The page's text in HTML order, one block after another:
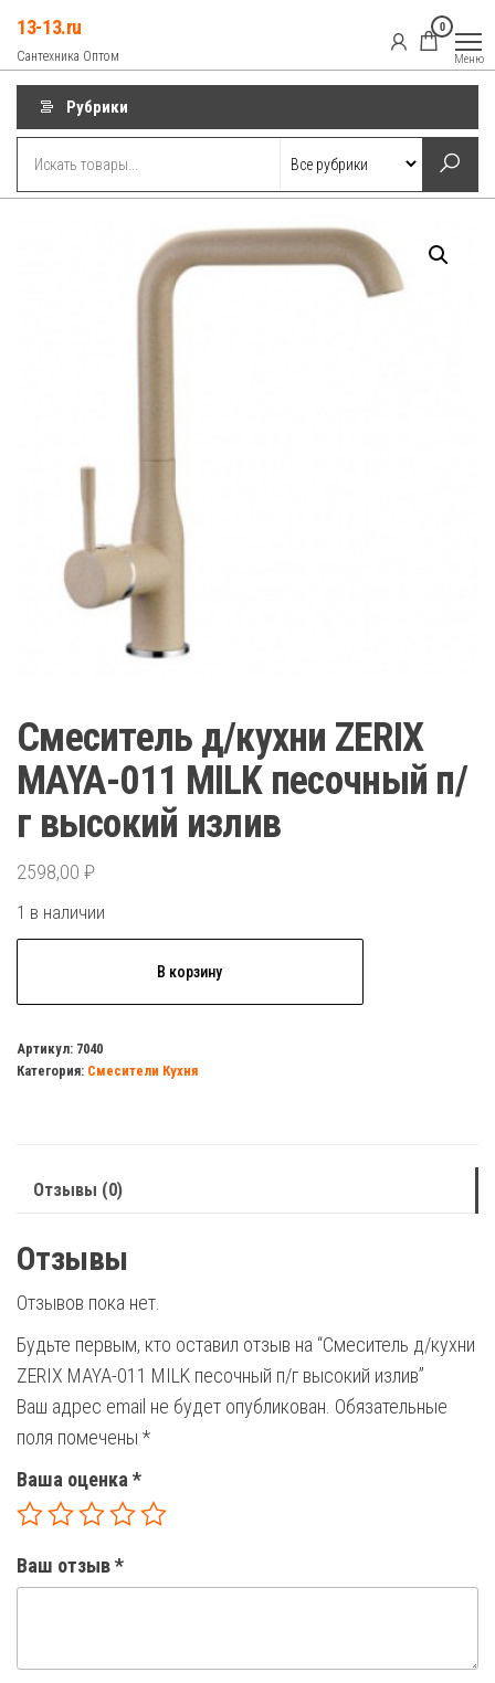
содержимому
13-13.ru
Сантехника Оптом
0
Меню
Рубрики
Смеситель д/кухни ZERIX
MAYA-011 MILK песочный п/
г высокий излив
2598,00 ₽
1 в наличии
д/
кухни
MILK
п/
г
излив
В корзину
Артикул: 7040
Категория: Смесители Кухня
Отзывы (0)
Отзывы
Отзывов пока нет.
Будьте первым, кто оставил отзыв на “Смеситель д/кухни
ZERIX MAYA-011 MILK песочный п/г высокий излив”
Ваш адрес email не будет опубликован. Обязательные
поля помечены *
Ваша оценка *
Ваш отзыв*